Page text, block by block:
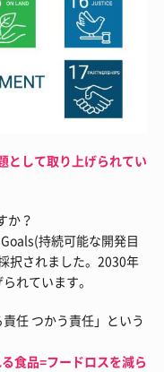
として取り上げられてい
か？
持続可能な開発目
択されました。2030年
れています。
任 つかう責任」という
食品=フードロスを減ら